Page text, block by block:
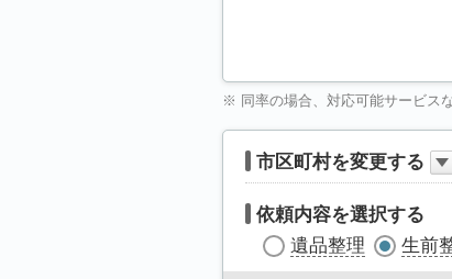
※ 同率の場合、対応可能サービス
市区町村を変更する
依頼内容を選択する
遺品整理
生前